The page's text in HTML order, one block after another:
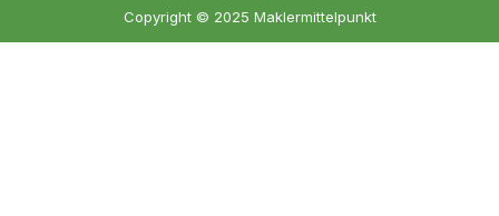
Copyright © 2025 Maklermittelpunkt